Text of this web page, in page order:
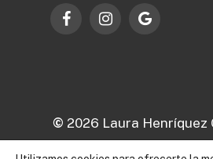
© 2026 Laura Henríquez